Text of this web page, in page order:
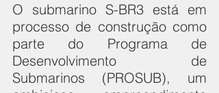
O submarino S-BR3 está em
processo de construção como
parte do Programa de
Desenvolvimento de
Submarinos (PROSUB), um